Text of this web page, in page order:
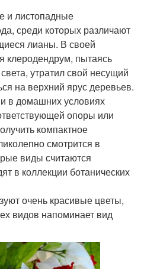
и листопадные
среди которых различают
лианы. В своей
клеродендрум, пытаясь
утратил свой несущий
на верхний ярус деревьев.
в домашних условиях
опоры или
компактное
смотрится в
виды считаются
в коллекции ботанических
очень красивые цветы,
видов напоминает вид